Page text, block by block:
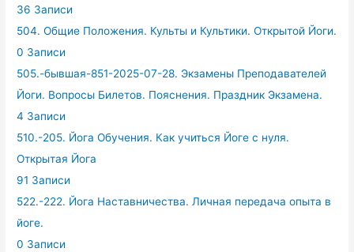
36 Записи
504. Общие Положения. Культы и Культики. Открытой Йоги.
0 Записи
505.-бывшая-851-2025-07-28. Экзамены Преподавателей
Йоги. Вопросы Билетов. Пояснения. Праздник Экзамена.
4 Записи
510.-205. Йога Обучения. Как учиться Йоге с нуля.
Открытая Йога
91 Записи
522.-222. Йога Наставничества. Личная передача опыта в
йоге.
0 Записи